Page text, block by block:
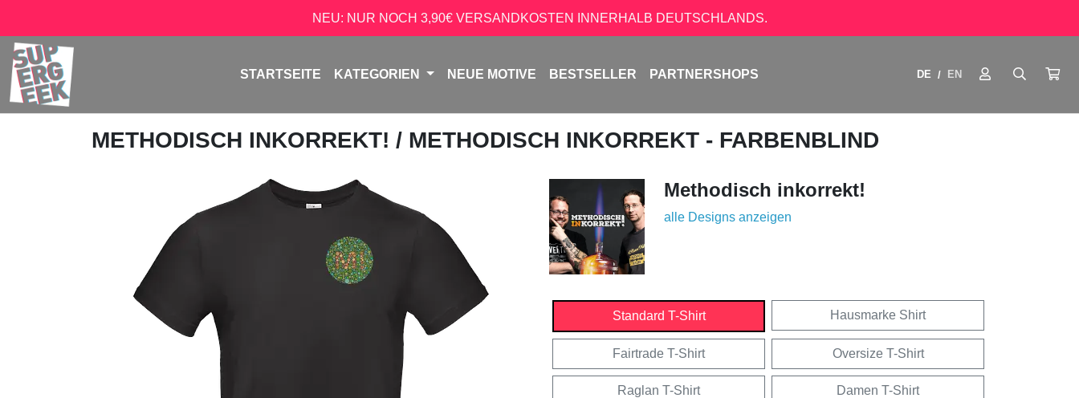
NEU: NUR NOCH 3,90€ VERSANDKOSTEN INNERHALB DEUTSCHLANDS.
STARTSEITE KATEGORIEN NEUE MOTIVE BESTSELLER PARTNERSHOPS DE / EN
METHODISCH INKORREKT! / METHODISCH INKORREKT - FARBENBLIND
Methodisch inkorrekt!
alle Designs anzeigen
Standard T-Shirt Hausmarke Shirt
Fairtrade T-Shirt Oversize T-Shirt
Raglan T-Shirt Damen T-Shirt